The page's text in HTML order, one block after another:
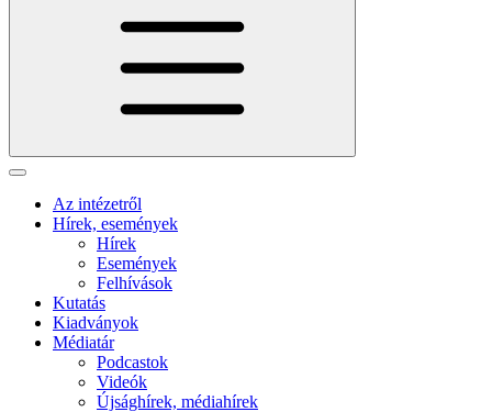
Az intézetről
Hírek, események
Hírek
Események
Felhívások
Kutatás
Kiadványok
Médiatár
Podcastok
Videók
Újsághírek, médiahírek